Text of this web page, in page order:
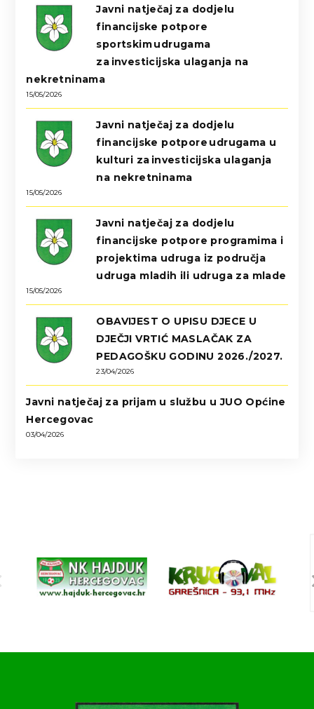
Javni natječaj za dodjelu
financijske potpore
sportskim udrugama
za investicijska ulaganja na
nekretninama
15/05/2026
Javni natječaj za dodjelu
financijske potpore udrugama u
kulturi za investicijska ulaganja
na nekretninama
15/05/2026
Javni natječaj za dodjelu
financijske potpore programima i
projektima udruga iz područja
udruga mladih ili udruga za mlade
15/05/2026
OBAVIJEST O UPISU DJECE U
DJEČJI VRTIĆ MASLAČAK ZA
PEDAGOŠKU GODINU 2026./2027.
23/04/2026
Javni natječaj za prijam u službu u JUO Općine
Hercegovac
03/04/2026